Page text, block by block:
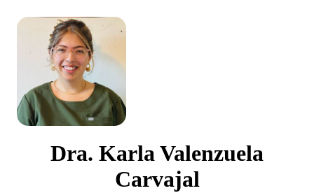
Dra. Karla Valenzuela
Carvajal